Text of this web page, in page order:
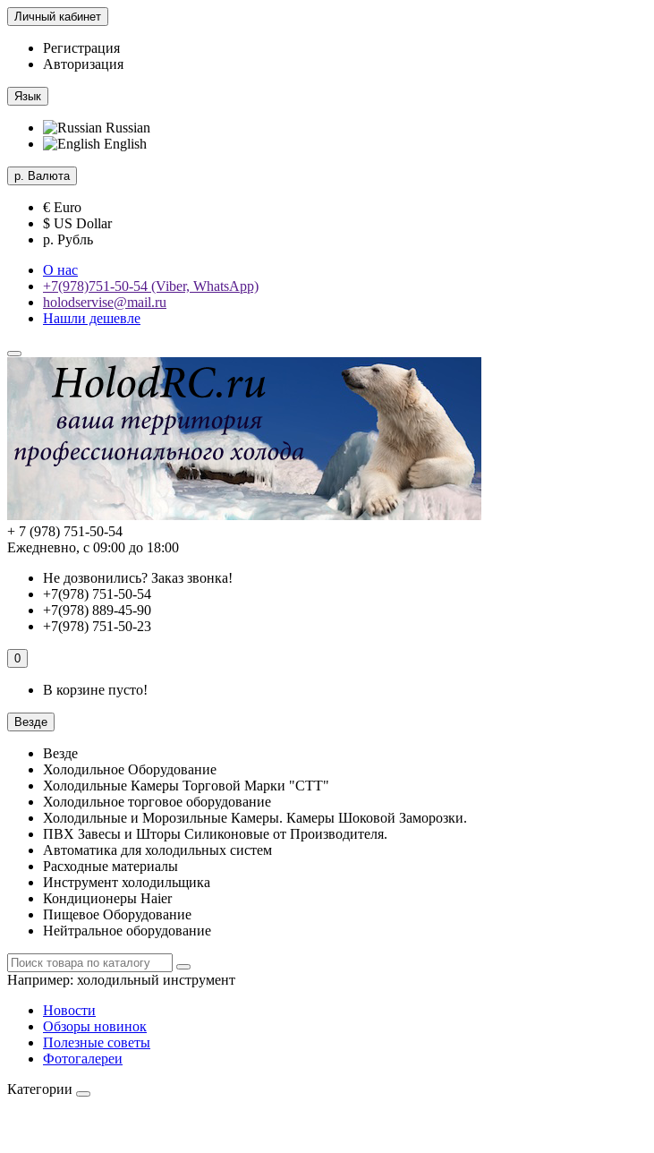
Личный кабинет
Регистрация
Авторизация
Язык
Russian
English
р. Валюта
€ Euro
$ US Dollar
р. Рубль
О нас
+7(978)751-50-54 (Viber, WhatsApp)
holodservise@mail.ru
Нашли дешевле
+ 7 (978) 751-50-54
Ежедневно, с 09:00 до 18:00
Не дозвонились? Заказ звонка!
+7(978) 751-50-54
+7(978) 889-45-90
+7(978) 751-50-23
0
В корзине пусто!
Везде
Везде
Холодильное Оборудование
Холодильные Камеры Торговой Марки "СТТ"
Холодильное торговое оборудование
Холодильные и Морозильные Камеры. Камеры Шоковой Заморозки.
ПВХ Завесы и Шторы Силиконовые от Производителя.
Автоматика для холодильных систем
Расходные материалы
Инструмент холодильщика
Кондиционеры Haier
Пищевое Оборудование
Нейтральное оборудование
Например: холодильный инструмент
Новости
Обзоры новинок
Полезные советы
Фотогалереи
Категории